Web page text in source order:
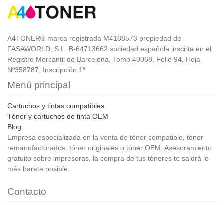
A4TONER® marca registrada M4188573 propiedad de
FASAWORLD, S.L. B-64713662 sociedad española inscrita en el
Registro Mercantil de Barcelona, Tomo 40068, Folio 94, Hoja
Nº358787, Inscripción 1ª
Menú principal
Cartuchos y tintas compatibles
Tóner y cartuchos de tinta OEM
Blog
Empresa especializada en la venta de tóner compatible, tóner
remanufacturados, tóner originales o tóner OEM. Asesoramiento
gratuito sobre impresoras, la compra de tus tóneres te saldrá lo
más barata posible.
Contacto